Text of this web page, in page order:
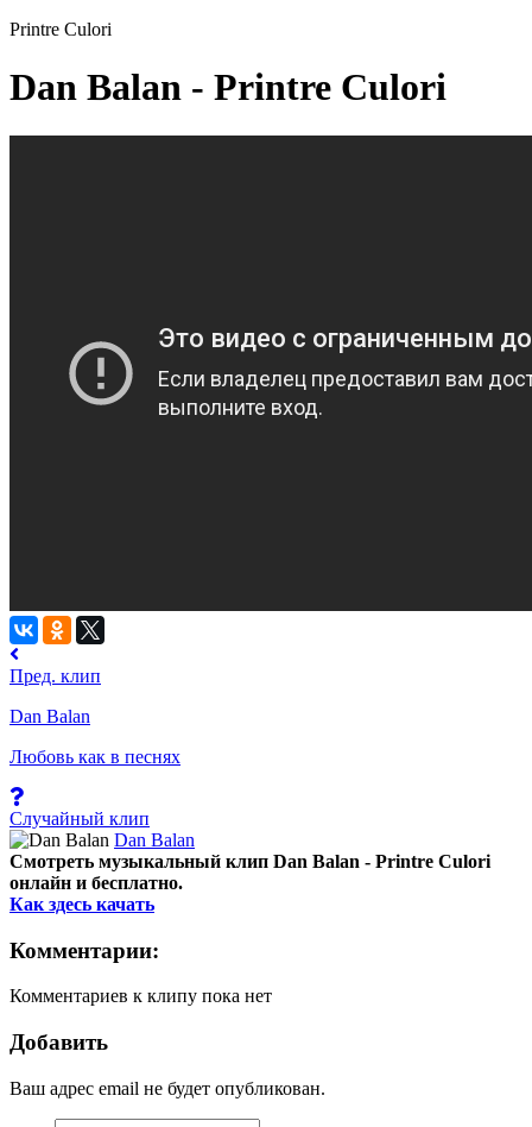
Printre Culori
Dan Balan - Printre Culori
Пред. клип
Dan Balan
Любовь как в песнях
Случайный клип
Dan Balan
Смотреть музыкальный клип Dan Balan - Printre Culori
онлайн и бесплатно.
Как здесь качать
Комментарии:
Комментариев к клипу пока нет
Добавить
Ваш адрес email не будет опубликован.